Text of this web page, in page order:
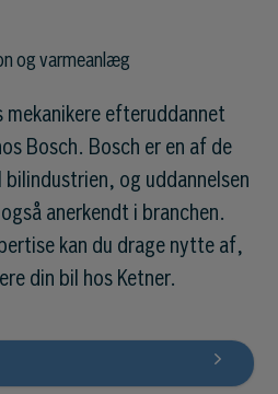
og varmeanlæg
mekanikere efteruddannet
Bosch. Bosch er en af de
og uddannelsen
anerkendt i branchen.
kan du drage nytte af,
din bil hos Ketner.